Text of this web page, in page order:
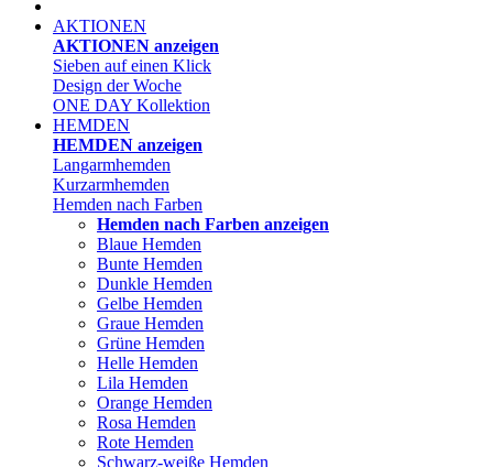
AKTIONEN
AKTIONEN anzeigen
Sieben auf einen Klick
Design der Woche
ONE DAY Kollektion
HEMDEN
HEMDEN anzeigen
Langarmhemden
Kurzarmhemden
Hemden nach Farben
Hemden nach Farben anzeigen
Blaue Hemden
Bunte Hemden
Dunkle Hemden
Gelbe Hemden
Graue Hemden
Grüne Hemden
Helle Hemden
Lila Hemden
Orange Hemden
Rosa Hemden
Rote Hemden
Schwarz-weiße Hemden